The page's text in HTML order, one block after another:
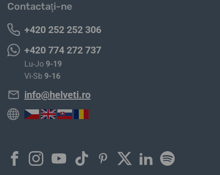
Contactaţi-ne
+420 252 252 306
+420 774 272 737
Lu-Jo 9-19
Vi-Sb 9-16
info@helveti.ro